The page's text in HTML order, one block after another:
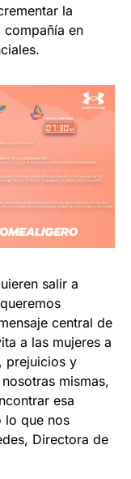
la
en
salir a
central de
a las mujeres a
prejuicios y
mismas,
esa
lo que nos
Directora de